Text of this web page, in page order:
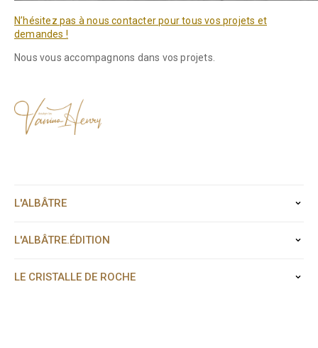
N’hésitez pas à nous contacter pour tous vos projets et
demandes !
Nous vous accompagnons dans vos projets.
L'ALBÂTRE
L'ALBÂTRE.ÉDITION
LE CRISTALLE DE ROCHE